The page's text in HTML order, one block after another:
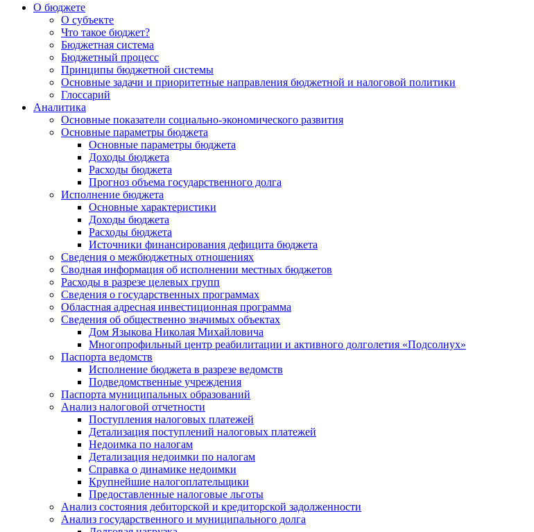
О бюджете
О субъекте
Что такое бюджет?
Бюджетная система
Бюджетный процесс
Принципы бюджетной системы
Основные задачи и приоритетные направления бюджетной и налоговой политики
Глоссарий
Аналитика
Основные показатели социально-экономического развития
Основные параметры бюджета
Основные параметры бюджета
Доходы бюджета
Расходы бюджета
Прогноз объема государственного долга
Исполнение бюджета
Основные характеристики
Доходы бюджета
Расходы бюджета
Источники финансирования дефицита бюджета
Сведения о межбюджетных отношениях
Сводная информация об исполнении местных бюджетов
Расходы в разрезе целевых групп
Сведения о государственных программах
Областная адресная инвестиционная программа
Сведения об общественно значимых объектах
Дом Языкова Николая Михайловича
Многопрофильный центр реабилитации и активного долголетия «Подсолнух»
Паспорта ведомств
Исполнение бюджета в разрезе ведомств
Подведомственные учреждения
Паспорта муниципальных образований
Анализ налоговой отчетности
Поступления налоговых платежей
Детализация поступлений налоговых платежей
Недоимка по налогам
Детализация недоимки по налогам
Справка о динамике недоимки
Крупнейшие налогоплательщики
Предоставленные налоговые льготы
Анализ состояния дебиторской и кредиторской задолженности
Анализ государственного и муниципального долга